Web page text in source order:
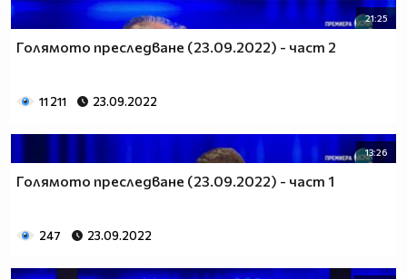
21:25
Голямото преследване (23.09.2022) - част 2
11 211 23.09.2022
13:26
Голямото преследване (23.09.2022) - част 1
247 23.09.2022